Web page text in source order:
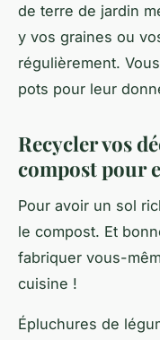
de terre de jardin
y vos graines ou
régulièrement.
pots pour leur
Recycler vos
compost pour
Pour avoir un sol
le compost. Et
fabriquer vous-
cuisine !
Épluchures de